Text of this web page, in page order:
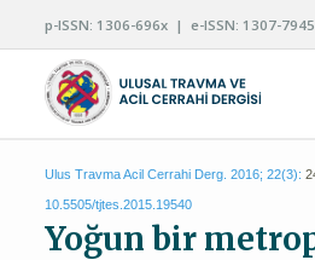
p-ISSN: 1306-696x | e-ISSN: 1307-7945
Ulus Travma Acil Cerrahi Derg. 2016; 22(3):
10.5505/tjtes.2015.19540
Yoğun bir